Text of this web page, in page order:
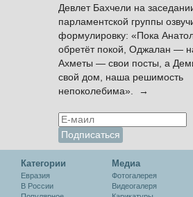
Девлет Бахчели на
парламентской группы
формулировку: «Пока
обретёт покой, Оджалан —
Ахметы — свои посты, а
свой дом, наша решимость
непоколебима». →
Категории
Евразия
В России
Медиа
Фотогалерея
Видеогалеря